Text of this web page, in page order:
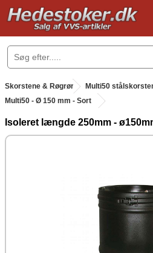
.
Skorstene & Røgrør .
Multi50
Multi50 - Ø 150 mm - Sort
Isoleret længde 250mm -